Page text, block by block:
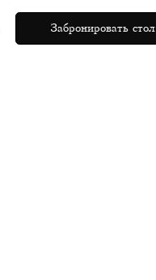
Забронировать стол